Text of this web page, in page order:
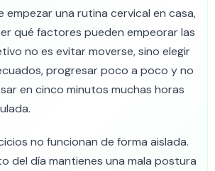
empezar una rutina cervical en casa,
qué factores pueden empeorar las
no es evitar moverse, sino elegir
progresar poco a poco y no
en cinco minutos muchas horas
no funcionan de forma aislada.
del día mantienes una mala postura